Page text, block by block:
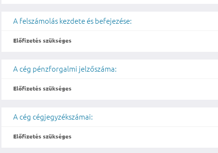
A felszámolás kezdete és befejezése:
Előfizetés szükséges
A cég pénzforgalmi jelzőszáma:
Előfizetés szükséges
A cég cégjegyzékszámai:
Előfizetés szükséges